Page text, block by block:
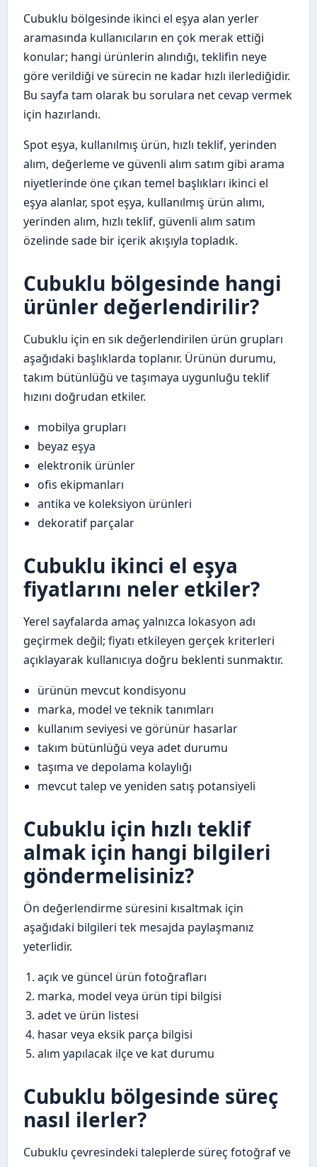
Cubuklu bölgesinde ikinci el eşya alan yerler
aramasında kullanıcıların en çok merak ettiği
konular; hangi ürünlerin alındığı, teklifin neye
göre verildiği ve sürecin ne kadar hızlı ilerlediğidir.
Bu sayfa tam olarak bu sorulara net cevap vermek
için hazırlandı.
Spot eşya, kullanılmış ürün, hızlı teklif, yerinden
alım, değerleme ve güvenli alım satım gibi arama
niyetlerinde öne çıkan temel başlıkları ikinci el
eşya alanlar, spot eşya, kullanılmış ürün alımı,
yerinden alım, hızlı teklif, güvenli alım satım
özelinde sade bir içerik akışıyla topladık.
Cubuklu bölgesinde hangi
ürünler değerlendirilir?
Cubuklu için en sık değerlendirilen ürün grupları
aşağıdaki başlıklarda toplanır. Ürünün durumu,
takım bütünlüğü ve taşımaya uygunluğu teklif
hızını doğrudan etkiler.
mobilya grupları
beyaz eşya
elektronik ürünler
ofis ekipmanları
antika ve koleksiyon ürünleri
dekoratif parçalar
Cubuklu ikinci el eşya
fiyatlarını neler etkiler?
Yerel sayfalarda amaç yalnızca lokasyon adı
geçirmek değil; fiyatı etkileyen gerçek kriterleri
açıklayarak kullanıcıya doğru beklenti sunmaktır.
ürünün mevcut kondisyonu
marka, model ve teknik tanımları
kullanım seviyesi ve görünür hasarlar
takım bütünlüğü veya adet durumu
taşıma ve depolama kolaylığı
mevcut talep ve yeniden satış potansiyeli
Cubuklu için hızlı teklif
almak için hangi bilgileri
göndermelisiniz?
Ön değerlendirme süresini kısaltmak için
aşağıdaki bilgileri tek mesajda paylaşmanız
yeterlidir.
açık ve güncel ürün fotoğrafları
marka, model veya ürün tipi bilgisi
adet ve ürün listesi
hasar veya eksik parça bilgisi
alım yapılacak ilçe ve kat durumu
Cubuklu bölgesinde süreç
nasıl ilerler?
Cubuklu çevresindeki taleplerde süreç fotoğraf ve